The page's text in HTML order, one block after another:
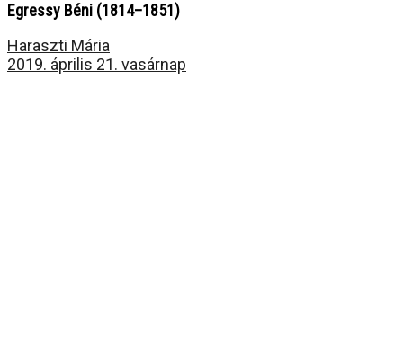
Egressy Béni (1814–1851)
Haraszti Mária
2019. április 21. vasárnap